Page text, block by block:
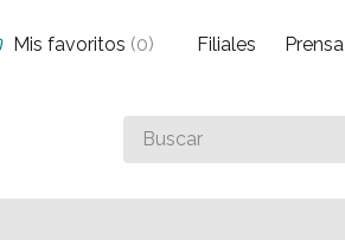
Buscar
algo
Mis favoritos (0) Filiales Prensa